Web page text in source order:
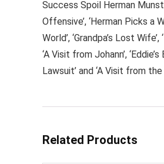
Success Spoil Herman
Offensive’, ‘Herman Picks a
World’, ‘Grandpa’s Lost
‘A Visit from Johann’,
Lawsuit’ and ‘A Visit from the
Related Products